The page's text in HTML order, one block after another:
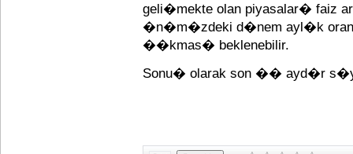
geli�mekte olan piyasalar� faiz
�n�m�zdeki d�nem ayl�k
��kmas� beklenebilir.
Sonu� olarak son �� ayd�r